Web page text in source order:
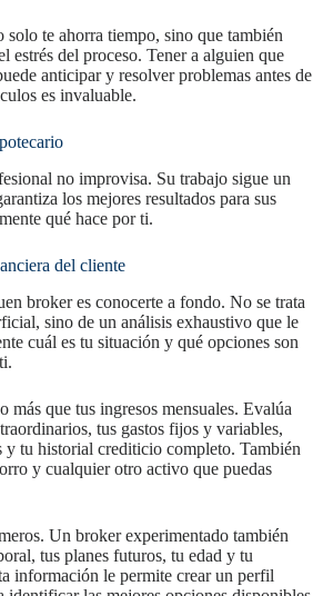
solo te ahorra tiempo, sino que también
estrés del proceso. Tener a alguien que
anticipar y resolver problemas antes de
es invaluable.
no improvisa. Su trabajo sigue un
los mejores resultados para sus
qué hace por ti.
del cliente
broker es conocerte a fondo. No se trata
sino de un análisis exhaustivo que le
cuál es tu situación y qué opciones son
más que tus ingresos mensuales. Evalúa
tus gastos fijos y variables,
y tu historial crediticio completo. También
y cualquier otro activo que puedas
Un broker experimentado también
tus planes futuros, tu edad y tu
información le permite crear un perfil